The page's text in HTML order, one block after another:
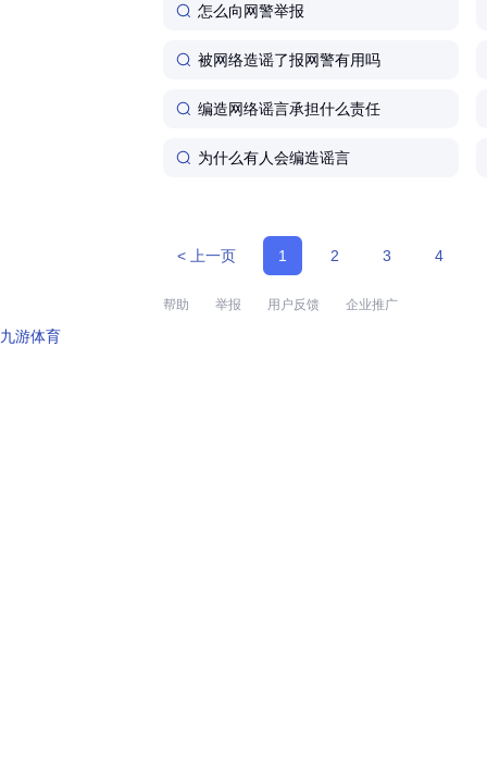
怎么向网警举报
被网络造谣了报网警有用吗
编造网络谣言承担什么责任
为什么有人会编造谣言
< 上一页 1 2 3 4
帮助 举报 用户反馈 企业推广
九游体育